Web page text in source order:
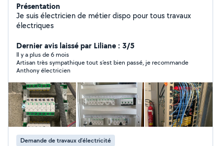
Présentation
Je suis électricien de métier dispo pour tous travaux
électriques
Dernier avis laissé par Liliane : 3/5
Il y a plus de 6 mois
Artisan très sympathique tout s’est bien passé, je recommande
Anthony électricien
Demande de travaux d’électricité